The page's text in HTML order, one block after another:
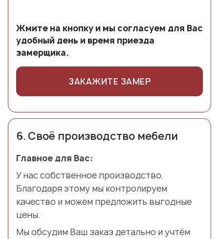
Жмите на кнопку и мы согласуем для Вас
удобный день и время приезда
замерщика.
ЗАКАЖИТЕ ЗАМЕР
6. Своё производство мебели
Главное для Вас:
У нас собственное производство.
Благодаря этому мы контролируем
качество и можем предложить выгодные
цены.
Мы обсудим Ваш заказ детально и учтём